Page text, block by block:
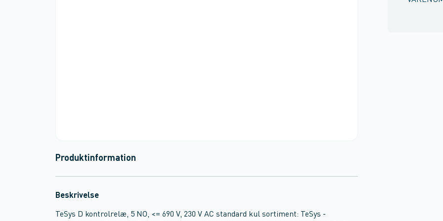
Produktinformation
Beskrivelse
TeSys D kontrolrelæ, 5 NO, <= 690 V, 230 V AC standard kul sortiment: TeSys -